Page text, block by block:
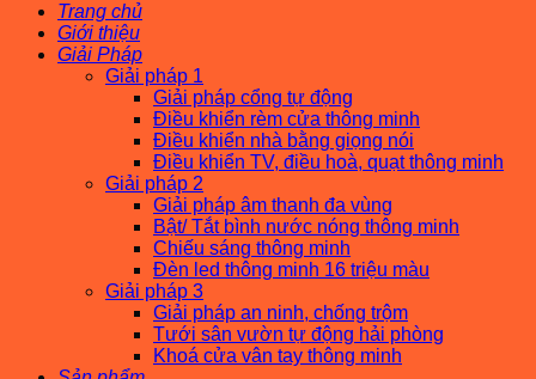
Trang chủ
Giới thiệu
Giải Pháp
Giải pháp 1
Giải pháp cổng tự động
Điều khiển rèm cửa thông minh
Điều khiển nhà bằng giọng nói
Điều khiển TV, điều hoà, quạt thông minh
Giải pháp 2
Giải pháp âm thanh đa vùng
Bật/ Tắt bình nước nóng thông minh
Chiếu sáng thông minh
Đèn led thông minh 16 triệu màu
Giải pháp 3
Giải pháp an ninh, chống trộm
Tưới sân vườn tự động hải phòng
Khoá cửa vân tay thông minh